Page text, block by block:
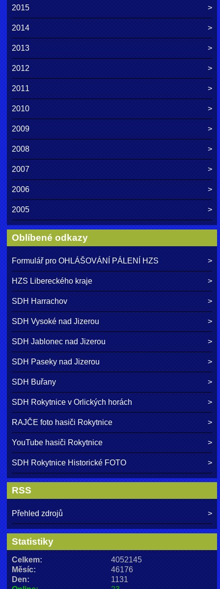
2015
2014
2013
2012
2011
2010
2009
2008
2007
2006
2005
Oblíbené odkazy
Formulář pro OHLÁŠOVÁNÍ PÁLENÍ HZS
HZS Libereckého kraje
SDH Harrachov
SDH Vysoké nad Jizerou
SDH Jablonec nad Jizerou
SDH Paseky nad Jizerou
SDH Buřany
SDH Rokytnice v Orlických horách
RAJČE foto hasiči Rokytnice
YouTube hasiči Rokytnice
SDH Rokytnice Historické FOTO
RSS
Přehled zdrojů
Statistiky
Celkem:
4052145
Měsíc:
46176
Den:
1131